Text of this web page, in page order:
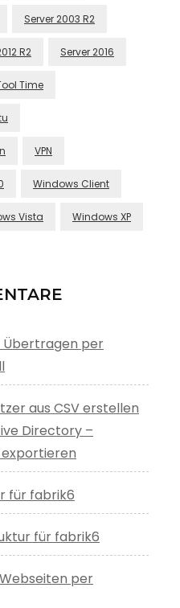
Server 2003 R2
R2 Server 2016
Time
VPN
Windows Client
Vista Windows XP
Übertragen per
aus CSV erstellen
Directory –
für fabrik6
für fabrik6
per